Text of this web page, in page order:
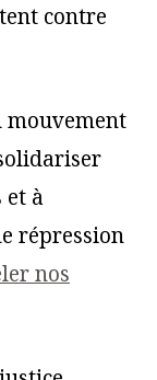
contre
mouvement
et à
répression
nos